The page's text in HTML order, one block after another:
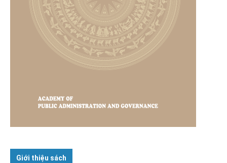
Giới thiệu sách